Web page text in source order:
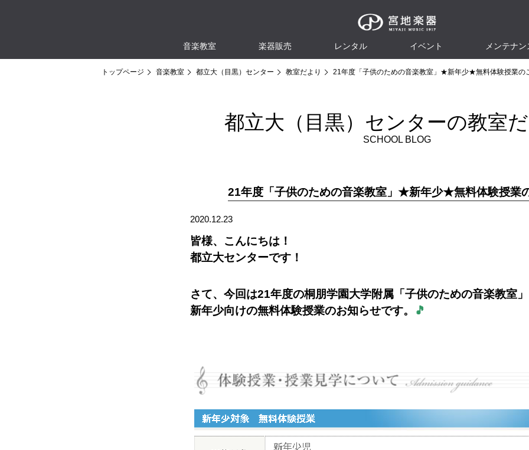
音楽教室 楽器販売 レンタル イベント メンテナン
トップページ 音楽教室 都立大（目黒）センター 教室だより 21年度「子供のための音楽教室」★新年少★無料体験授業の
都立大（目黒）センターの教室
SCHOOL BLOG
21年度「子供のための音楽教室」★新年少★無料体験授業
2020.12.23
皆様、こんにちは！
都立大センターです！
さて、今回は21年度の桐朋学園大学附属「子供のための音楽教室
新年少向けの無料体験授業のお知らせです。
🎵